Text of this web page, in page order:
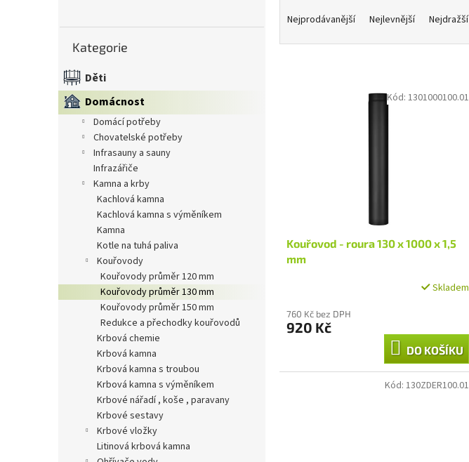
e
kategorie
Kategorie
Děti
Domácnost
domácí potřeby
chovatelské potřeby
infrasauny a sauny
infrazářiče
kamna a krby
kachlová kamna
kachlová kamna s výměníkem
kamna
kotle na tuhá paliva
kouřovody
kouřovody průměr 120 mm
kouřovody průměr 130 mm
kouřovody průměr 150 mm
redukce a přechodky kouřovodů
krbová chemie
krbová kamna
krbová kamna s troubou
krbová kamna s výměníkem
krbové nářadí , koše , paravany
krbové sestavy
krbové vložky
litinová krbová kamna
e
Nejprodávanější Nejlevnější Nejdražší
Kouřovod - roura 130 x 1000 x 1,5
mm
Skladem
760 Kč bez DPH
920 Kč
DO KOŠÍKU
Kód: 1301000100.01
Kód: 130ZDER100.01